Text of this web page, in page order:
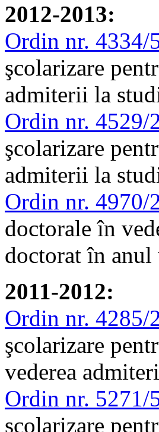
2012-2013:
Ordin nr. 4334/
şcolarizare
admiterii la
Ordin nr. 4529/
şcolarizare
admiterii la
Ordin nr. 4970/
doctorale în
doctorat în
2011-2012:
Ordin nr. 4285/
şcolarizare
vederea
Ordin nr. 5271/
şcolarizare